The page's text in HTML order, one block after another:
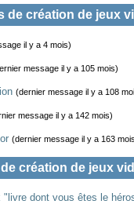
de création de jeux
il y a 4 mois)
message il y a 105 mois)
(dernier message il y a 108
message il y a 142 mois)
(dernier message il y a 163
création de jeux
dont vous êtes le